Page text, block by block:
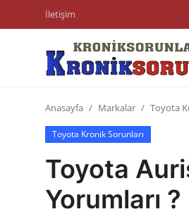
İletişim
Trafik & Cezalar
Sigorta & Kasko
Anasayfa Markalar Toyota
Toyota Kronik Sorunları
Toyota
Yorumları ?